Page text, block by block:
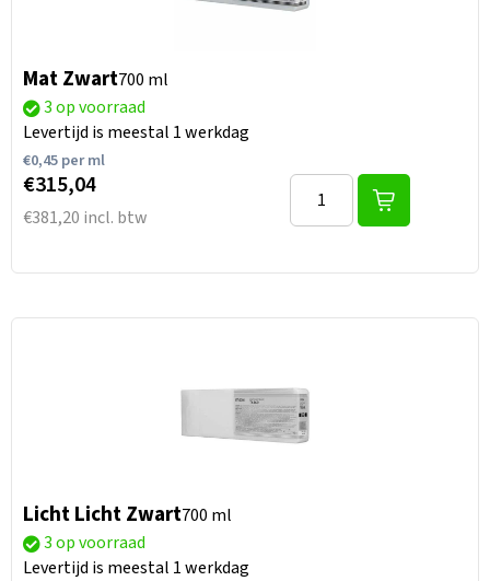
Mat Zwart700 ml
3 op voorraad
Levertijd is meestal 1 werkdag
€0,45per ml
€315,04
€381,20 incl. btw
Licht Licht Zwart700 ml
3 op voorraad
Levertijd is meestal 1 werkdag